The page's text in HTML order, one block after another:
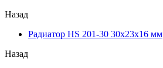
Назад
Радиатор HS 201-30 30х23х16 мм
Назад